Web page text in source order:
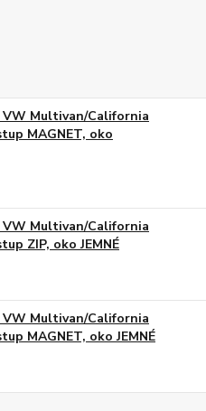
Multivan/California
MAGNET, oko
Multivan/California
ZIP, oko JEMNÉ
Multivan/California
MAGNET, oko JEMNÉ